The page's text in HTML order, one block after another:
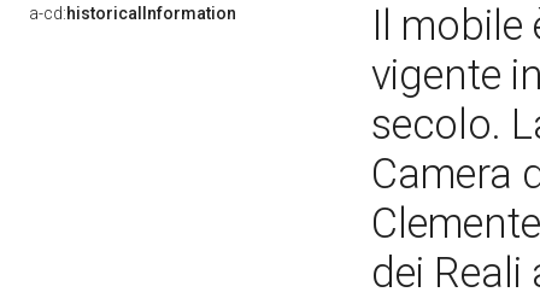
a-cd:historicalInformation
Il mobile
vigente
secolo.
Camera
dei